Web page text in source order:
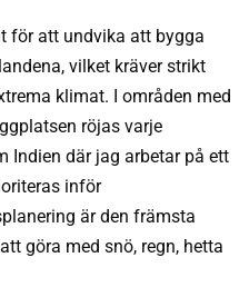
för att undvika att bygga
vilket kräver strikt
klimat. I områden med
röjas varje
Indien där jag arbetar på ett
inför
är den främsta
göra med snö, regn, hetta